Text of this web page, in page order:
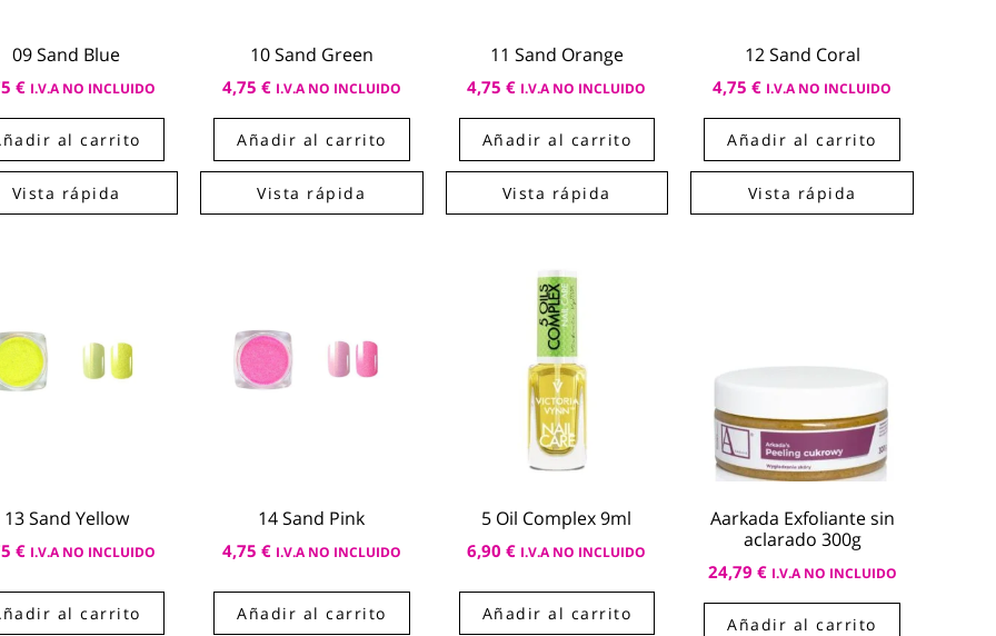
09 Sand Blue
€ I.V.A NO INCLUIDO
al carrito
Vista rápida
10 Sand Green
4,75 € I.V.A NO INCLUIDO
Añadir al carrito
Vista rápida
11 Sand Orange
4,75€ I.V.A NO INCLUIDO
Añadir al carrito
Vista rápida
12 Sand Coral
4,75€ I.V.A NO INCLUIDO
Añadir al carrito
Vista rápida
13 Sand Yellow
€ I.V.A NO INCLUIDO
al carrito
14 Sand Pink
4,75 € I.V.A NO INCLUIDO
Añadir al carrito
5 Oil Complex 9ml
6,90€ I.V.A NO INCLUIDO
Añadir al carrito
Aarkada Exfoliante sin
aclarado 300g
24,79 € I.V.A NO INCLUIDO
Añadir al carrito